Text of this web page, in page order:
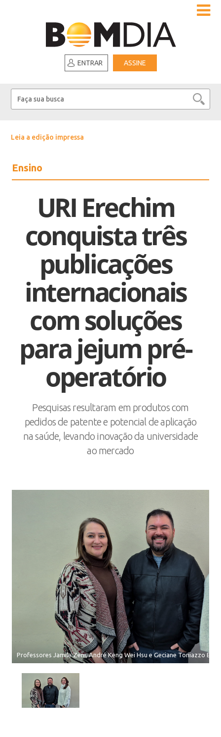
ENTRAR ASSINE
Leia a edição impressa
Ensino
URI Erechim
conquista três
publicações
internacionais
com soluções
para jejum pré-
operatório
Pesquisas resultaram em produtos com
pedidos de patente e potencial de aplicação
na saúde, levando inovação da universidade
ao mercado
Professores Jamile Zeni, André Keng Wei Hsu e Geciane Toniazzo